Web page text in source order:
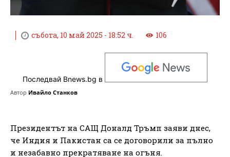
събота, 10 май 2025 - 18:52 ч. 106
Последвай Bnews.bg в
Автор Ивайло Станков
Президентът на САЩ Доналд Тръмп заяви днес,
че Индия и Пакистан са се договорили за пълно
и незабавно прекратяване на огъня.